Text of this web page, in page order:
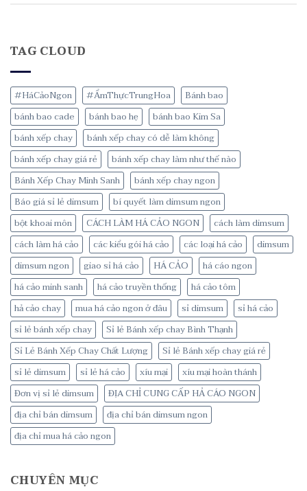
TAG CLOUD
#HáCảoNgon #ẨmThựcTrungHoa
Bánh bao
bánh bao cade
bánh bao hẹ
bánh bao Kim Sa
bánh xếp chay
bánh xếp chay có dễ làm không
bánh xếp chay giá rẻ
bánh xếp chay làm như thế nào
Bánh Xếp Chay Minh Sanh
bánh xếp chay ngon
Báo giá sỉ lẻ dimsum
bí quyết làm dimsum ngon
bột khoai môn
CÁCH LÀM HÁ CẢO NGON
cách làm dimsum
cách làm há cảo
các kiểu gói há cảo các loại há cảo
dimsum
dimsum ngon
giao sỉ há cảo HÁ CẢO
há cáo ngon
há cảo minh sanh
há cảo truyền thống
há cảo tôm
hả cảo chay
mua há cảo ngon ở đâu sỉ dimsum
sỉ há cảo
sỉ lẻ bánh xếp chay
Sỉ lẻ Bánh xếp chay Bình Thạnh
Sỉ Lẻ Bánh Xếp Chay Chất Lượng
Sỉ lẻ Bánh xếp chay giá rẻ
sỉ lẻ dimsum
sỉ lẻ há cảo xíu mại
xíu mại hoàn thánh
Đơn vị sỉ lẻ dimsum
ĐỊA CHỈ CUNG CẤP HẢ CÁO NGON
địa chỉ bán dimsum
địa chỉ bán dimsum ngon
địa chỉ mua há cảo ngon
CHUYÊN MỤC